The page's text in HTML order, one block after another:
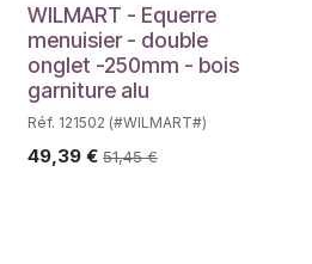
WILMART - Equerre
menuisier - double
onglet -250mm - bois
garniture alu
Réf. 121502 (#WILMART#)
49,39 € 51,45€